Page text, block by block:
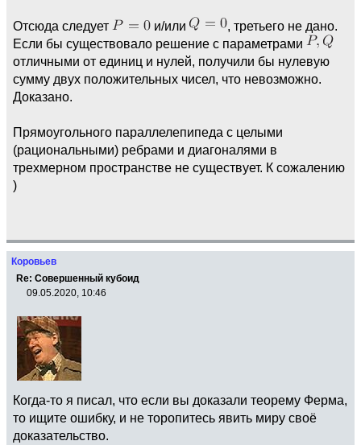
Отсюда следует и/или
, третьего не дано.
Если бы существовало решение с параметрами
отличными от единиц и нулей, получили бы нулевую
сумму двух положительных чисел, что невозможно.
Доказано.
Прямоугольного параллелепипеда с целыми
(рациональными) ребрами и диагоналями в
трехмерном пространстве не существует. К сожалению
)
Коровьев
Re: Совершенный кубоид
09.05.2020, 10:46
Когда-то я писал, что если вы доказали теорему Ферма,
то ищите ошибку, и не торопитесь явить миру своё
доказательство.